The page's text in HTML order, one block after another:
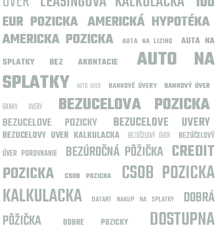
EUR POZICKA AMERICKÁ HYPOTÉKA
AMERICKA POZICKA
AUTA NA LIZING
AUTA NA
SPLATKY BEZ AKONTACIE
AUTO NA
SPLATKY
AUTO UVER BANKOVÉ ÚVERY BANKOVÝ ÚVER
BANKY UVERY BEZUCELOVA POZICKA
BEZUCELOVE POZICKY BEZUCELOVE UVERY
BEZUCELOVY UVER KALKULACKA BEZÚČELOVÝ ÚVER
BEZÚČELOVÝ
ÚVER POROVNANIE
BEZÚROČNÁ PÔŽIČKA CREDIT
POZICKA
CSOB POZICKA
CSOB POZICKA
KALKULACKA
DATART NAKUP NA SPLATKY
DOBRÁ
PÔŽIČKA
DOBRE POZICKY
DOSTUPNA